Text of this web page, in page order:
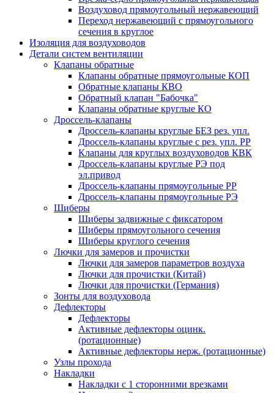
Воздуховод прямоугольный нержавеющий
Переход нержавеющий с прямоугольного
сечения в круглое
Изоляция для воздуховодов
Детали систем вентиляции
Клапаны обратные
Клапаны обратные прямоугольные КОП
Обратные клапаны КВО
Обратный клапан "Бабочка"
Клапаны обратные круглые КО
Дроссель-клапаны
Дроссель-клапаны круглые БЕЗ рез. упл.
Дроссель-клапаны круглые с рез. упл. РР
Клапаны для круглых воздуховодов КВК
Дроссель-клапаны круглые РЭ под
эл.привод
Дроссель-клапаны прямоугольные РР
Дроссель-клапаны прямоугольные РЭ
Шиберы
Шиберы задвижные с фиксатором
Шиберы прямоугольного сечения
Шиберы круглого сечения
Лючки для замеров и прочистки
Лючки для замеров параметров воздуха
Лючки для прочистки (Китай)
Лючки для прочистки (Германия)
Зонты для воздуховода
Дефлекторы
Дефлекторы
Активные дефлекторы оцинк.
(ротационные)
Активные дефлекторы нерж. (ротационные)
Узлы прохода
Накладки
Накладки с 1 сторонними врезками